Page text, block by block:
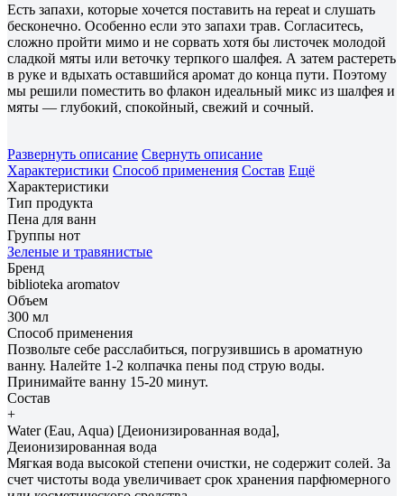
Есть запахи, которые хочется поставить на repeat и слушать
бесконечно. Особенно если это запахи трав. Согласитесь,
сложно пройти мимо и не сорвать хотя бы листочек молодой
сладкой мяты или веточку терпкого шалфея. А затем растереть
в руке и вдыхать оставшийся аромат до конца пути. Поэтому
мы решили поместить во флакон идеальный микс из шалфея и
мяты — глубокий, спокойный, свежий и сочный.
Развернуть описание Свернуть описание
Характеристики Способ применения Состав Ещё
Характеристики
Тип продукта
Пена для ванн
Группы нот
Зеленые и травянистые
Бренд
biblioteka aromatov
Объем
300 мл
Способ применения
Позвольте себе расслабиться, погрузившись в ароматную
ванну. Налейте 1-2 колпачка пены под струю воды.
Принимайте ванну 15-20 минут.
Состав
+
Water (Eau, Aqua) [Деионизированная вода],
Деионизированная вода
Мягкая вода высокой степени очистки, не содержит солей. За
счет чистоты вода увеличивает срок хранения парфюмерного